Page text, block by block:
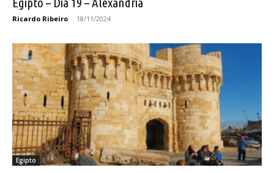
Ricardo Ribeiro - 18/11/2024
Egipto